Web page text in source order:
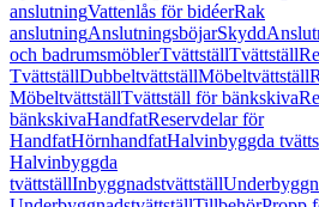
anslutningVattenlås för bidéerRak
anslutningAnslutningsböjarSkydd
och badrumsmöblerTvättställTvättställ
TvättställDubbeltvättställMöbeltvättställ
MöbeltvättställTvättställ för bänkskiva
bänkskivaHandfatReservdelar för
HandfatHörnhandfatHalvinbyggda
Halvinbyggda
tvättställInbyggnadstvättställ